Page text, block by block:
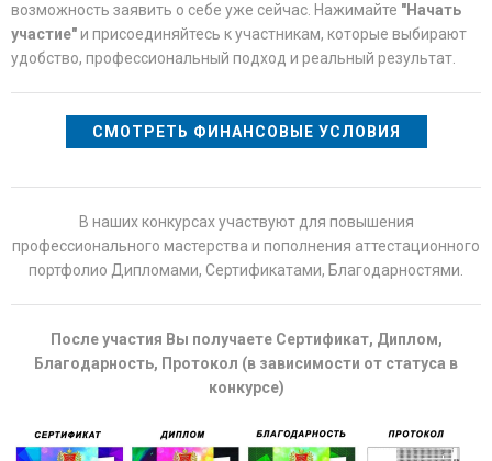
возможность заявить о себе уже сейчас. Нажимайте "Начать
участие"и присоединяйтесь к участникам, которые выбирают
удобство, профессиональный подход и реальный результат.
СМОТРЕТЬ ФИНАНСОВЫЕ УСЛОВИЯ
В наших конкурсах участвуют для повышения
профессионального мастерства и пополнения аттестационного
портфолио Дипломами, Сертификатами, Благодарностями.
После участия Вы получаете Сертификат, Диплом,
Благодарность, Протокол (в зависимости от статуса в
конкурсе)